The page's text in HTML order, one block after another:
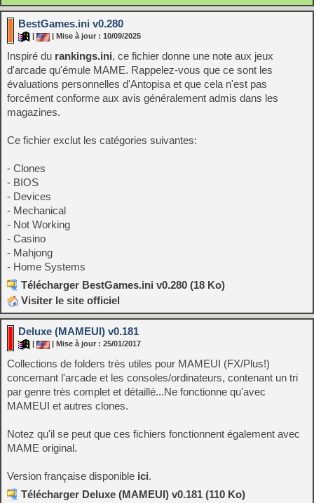
BestGames.ini v0.280
| Mise à jour : 10/09/2025
Inspiré du rankings.ini, ce fichier donne une note aux jeux
d'arcade qu'émule MAME. Rappelez-vous que ce sont les
évaluations personnelles d'Antopisa et que cela n'est pas
forcément conforme aux avis généralement admis dans les
magazines.
Ce fichier exclut les catégories suivantes:
- Clones
- BIOS
- Devices
- Mechanical
- Not Working
- Casino
- Mahjong
- Home Systems
Télécharger BestGames.ini v0.280 (18 Ko)
Visiter le site officiel
Deluxe (MAMEUI) v0.181
| Mise à jour : 25/01/2017
Collections de folders très utiles pour MAMEUI (FX/Plus!)
concernant l'arcade et les consoles/ordinateurs, contenant un tri
par genre très complet et détaillé...Ne fonctionne qu'avec
MAMEUI et autres clones.
Notez qu'il se peut que ces fichiers fonctionnent également avec
MAME original.
Version française disponible ici.
Télécharger Deluxe (MAMEUI) v0.181 (110 Ko)